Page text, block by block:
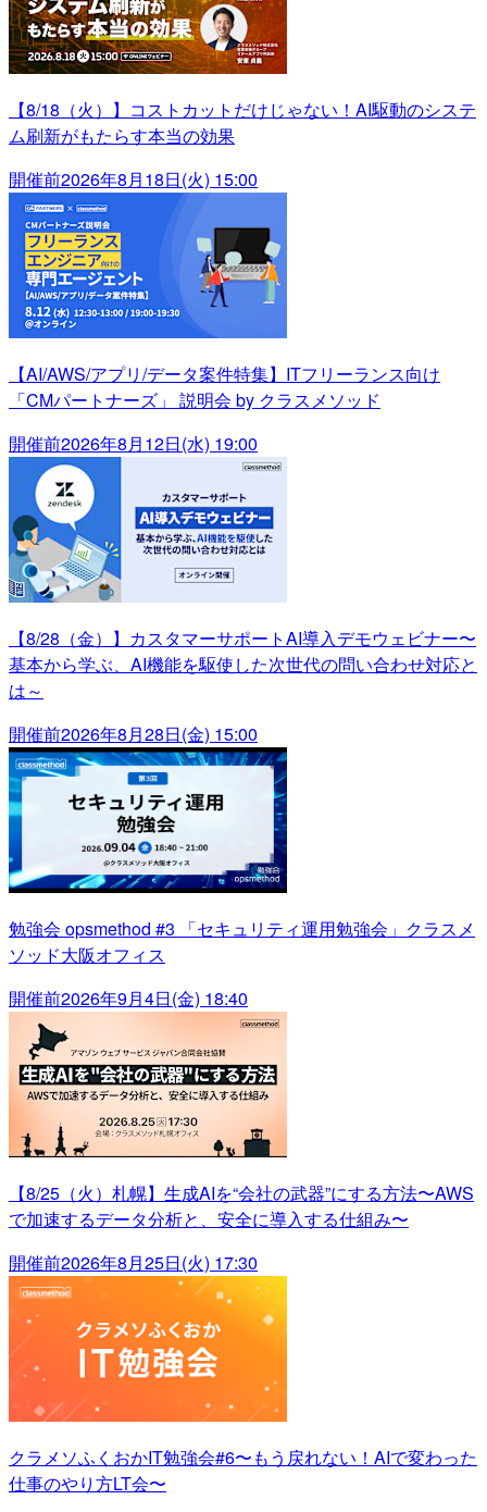
【8/18（火）】コストカットだけじゃない！AI駆動のシステ
ム刷新がもたらす本当の効果
開催前2026年8月18日(火) 15:00
【AI/AWS/アプリ/データ案件特集】ITフリーランス向け
「CMパートナーズ」 説明会 by クラスメソッド
開催前2026年8月12日(水) 19:00
【8/28（金）】カスタマーサポートAI導入デモウェビナー〜
基本から学ぶ、AI機能を駆使した次世代の問い合わせ対応と
は～
開催前2026年8月28日(金) 15:00
勉強会 opsmethod #3 「セキュリティ運用勉強会」クラスメ
ソッド大阪オフィス
開催前2026年9月4日(金) 18:40
【8/25（火）札幌】生成AIを“会社の武器”にする方法〜AWS
で加速するデータ分析と、安全に導入する仕組み〜
開催前2026年8月25日(火) 17:30
クラメソふくおかIT勉強会#6〜もう戻れない！AIで変わった
仕事のやり方LT会〜